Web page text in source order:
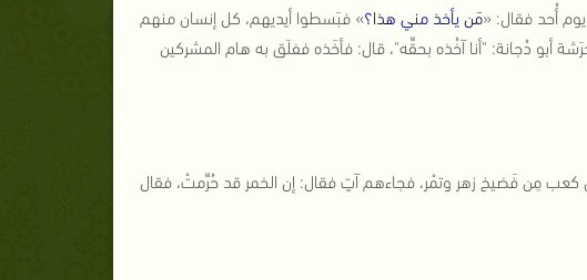
أُحد فقال: «مَن يأخذ مني هذا؟» فبَسطوا أيديهم، كل إنسان منهم
أبو دُجانة: "أنا آخُذه بحقِّه"، قال: فأخَذه ففلَق به هام المشركين
كعب مِن فَضيخ زهر وتمْر، فجاءهم آتٍ فقال: إن الخمر قد حُرِّمتْ، فقال